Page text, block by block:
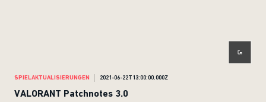
SPIELAKTUALISIERUNGEN 2021-06-22T13:00:00.000Z
VALORANT Patchnotes 3.0